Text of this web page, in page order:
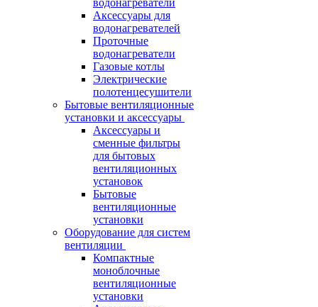
водонагреватели
Аксессуары для
водонагревателей
Проточные
водонагреватели
Газовые котлы
Электрические
полотенцесушители
Бытовые вентиляционные
установки и аксессуары
Аксессуары и
сменные фильтры
для бытовых
вентиляционных
установок
Бытовые
вентиляционные
установки
Оборудование для систем
вентиляции
Компактные
моноблочные
вентиляционные
установки